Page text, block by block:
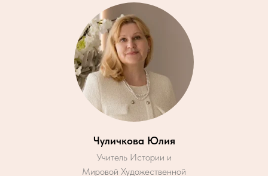
Чуличкова Юлия
Учитель Истории и
Мировой Художественной